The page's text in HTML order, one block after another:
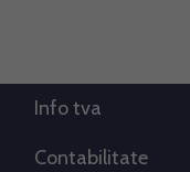
Info tva
Contabilitate